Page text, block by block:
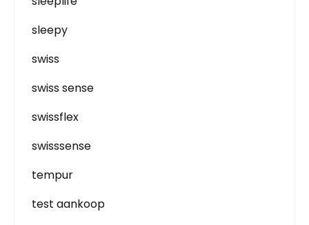
sleepy
swiss
swiss sense
swissflex
swisssense
tempur
test aankoop